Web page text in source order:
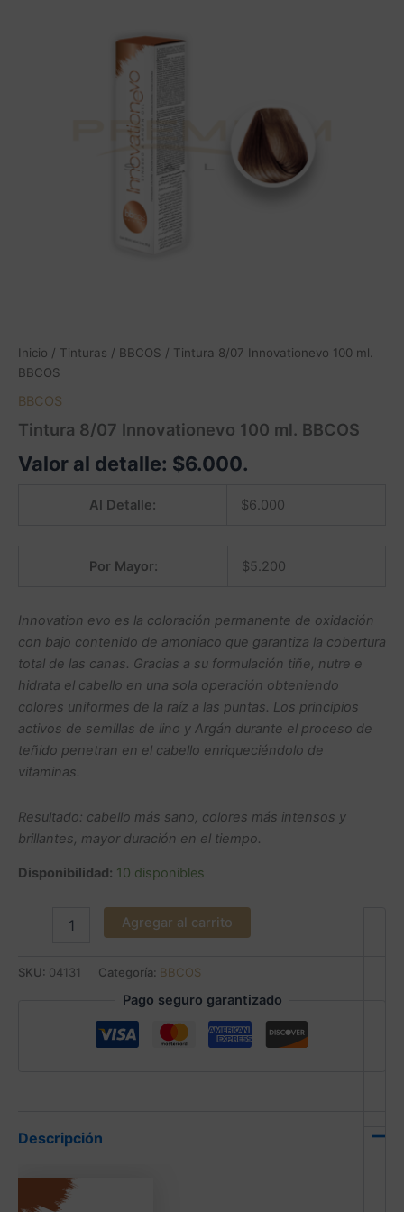
Inicio / Tinturas / BBCOS / Tintura 8/07 Innovationevo 100 ml.
BBCOS
BBCOS
Tintura 8/07 Innovationevo 100 ml. BBCOS
Valor al detalle: $6.000.
Al Detalle: $6.000
Por Mayor: $5.200
Innovation evo es la coloración permanente de oxidación
con bajo contenido de amoniaco que garantiza la cobertura
total de las canas. Gracias a su formulación tiñe, nutre e
hidrata el cabello en una sola operación obteniendo
colores uniformes de la raíz a las puntas. Los principios
activos de semillas de lino y Argán durante el proceso de
teñido penetran en el cabello enriqueciéndolo de
vitaminas.
Resultado: cabello más sano, colores más intensos y
brillantes, mayor duración en el tiempo.
Disponibilidad: 10 disponibles
Agregar al carrito
SKU: 04131 Categoría: BBCOS
Pago seguro garantizado
Descripción